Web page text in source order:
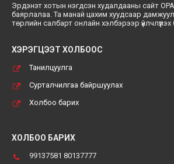
Эрдэнэт хотын нэгдсэн худалдааны сайт
баярлалаа. Та манай цахим хуудсаар
төрлийн салбарт онлайн хэлбэрээр
ХЭРЭГЦЭЭТ ХОЛБООС
Танилцуулга
Сурталчилгаа байршуулах
Холбоо барих
ХОЛБОО БАРИХ
99137581 80137777